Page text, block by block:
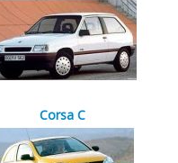
Corsa C